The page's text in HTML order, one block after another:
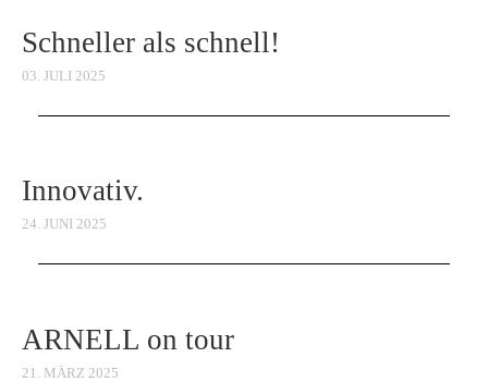
Schneller als schnell!
03. JULI 2025
Innovativ.
24. JUNI 2025
ARNELL on tour
21. MÄRZ 2025